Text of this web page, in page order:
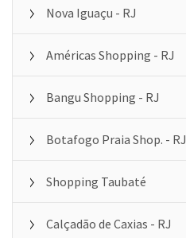
Nova Iguaçu - RJ
Américas Shopping - RJ
Bangu Shopping - RJ
Botafogo Praia Shop. - RJ
Shopping Taubaté
Calçadão de Caxias - RJ